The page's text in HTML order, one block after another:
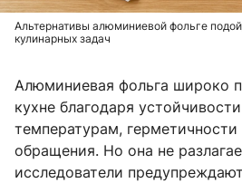
Альтернативы алюминиевой фольге
кулинарных задач
Алюминиевая фольга широко
кухне благодаря
температурам, герметичности
обращения. Но она не
исследователи